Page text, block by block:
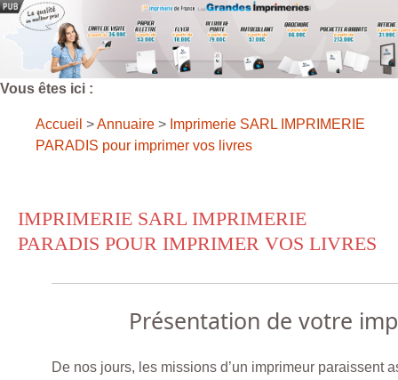
Vous êtes ici :
Accueil >Annuaire > Imprimerie SARL IMPRIMERIE
PARADIS pour imprimer vos livres
IMPRIMERIE SARL IMPRIMERIE
PARADIS POUR IMPRIMER VOS LIVRES
Présentation de votre
De nos jours, les missions d’un imprimeur paraissent